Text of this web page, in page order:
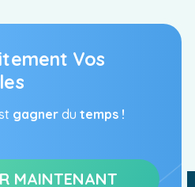
Vos
gagner du temps !
MAINTENANT